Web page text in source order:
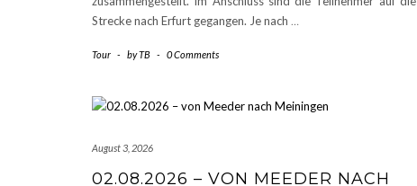
Strecke nach Erfurt gegangen. Je nach …
Tour - byTB - 0 Comments
August 3, 2026
02.08.2026 – VON MEEDER NACH